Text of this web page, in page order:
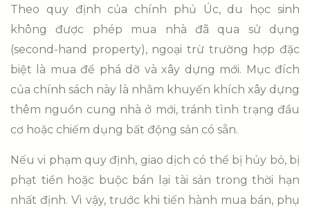
Theo quy định của chính phủ Úc, du học sinh
không được phép mua nhà đã qua sử dụng
(second-hand property), ngoại trừ trường hợp đặc
biệt là mua để phá dỡ và xây dựng mới. Mục đích
của chính sách này là nhằm khuyến khích xây dựng
thêm nguồn cung nhà ở mới, tránh tình trạng đầu
cơ hoặc chiếm dụng bất động sản có sẵn.
Nếu vi phạm quy định, giao dịch có thể bị hủy bỏ, bị
phạt tiền hoặc buộc bán lại tài sản trong thời hạn
nhất định. Vì vậy, trước khi tiến hành mua bán, phụ